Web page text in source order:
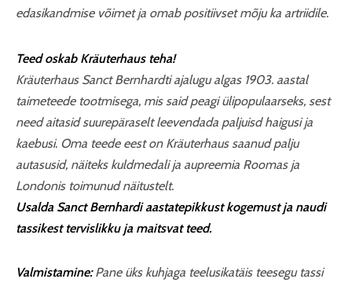
edasikandmise võimet ja omab positiivset mõju ka artriidile.
Teed oskab Kräuterhaus teha!
Kräuterhaus Sanct Bernhardti ajalugu algas 1903. aastal
taimeteede tootmisega, mis said peagi ülipopulaarseks, sest
need aitasid suurepäraselt leevendada paljuisd haigusi ja
kaebusi. Oma teede eest on Kräuterhaus saanud palju
autasusid, näiteks kuldmedali ja aupreemia Roomas ja
Londonis toimunud näitustelt.
Usalda Sanct Bernhardi aastatepikkust kogemust ja naudi
tassikest tervislikku ja maitsvat teed.
Valmistamine:Pane üks kuhjaga teelusikatäis teesegu tassi